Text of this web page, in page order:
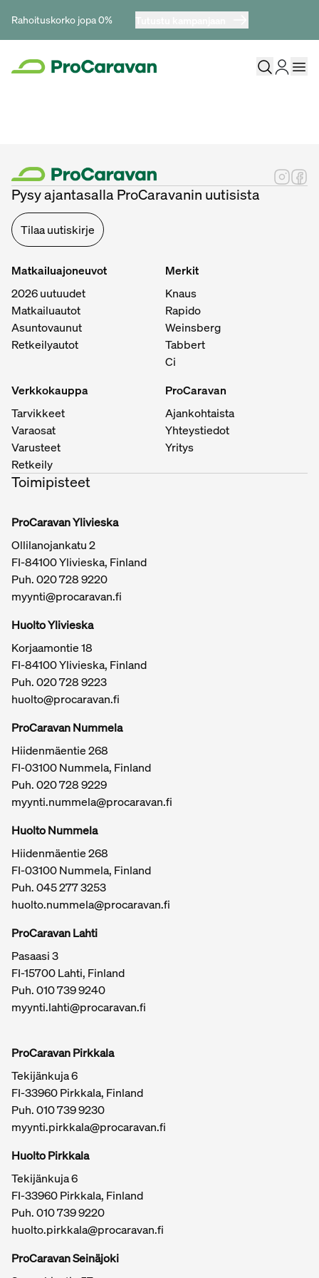
Rahoituskorko jopa 0%
Tärkeitä linkkejä / sivukartta
Pysy ajantasalla ProCaravanin uutisista
Tilaa uutiskirje
Matkailuajoneuvot
2026 uutuudet
Matkailuautot
Asuntovaunut
Retkeilyautot
Merkit
Knaus
Rapido
Weinsberg
Tabbert
Ci
Verkkokauppa
Tarvikkeet
Varaosat
Varusteet
Retkeily
ProCaravan
Ajankohtaista
Yhteystiedot
Yritys
Toimipisteet
ProCaravan Ylivieska
Ollilanojankatu 2
FI-84100 Ylivieska, Finland
Puh.020 728 9220
myynti@procaravan.fi
Huolto Ylivieska
Korjaamontie 18
FI-84100 Ylivieska, Finland
Puh.020 728 9223
huolto@procaravan.fi
ProCaravan Nummela
Hiidenmäentie 268
FI-03100 Nummela, Finland
Puh.020 728 9229
myynti.nummela@procaravan.fi
Huolto Nummela
Hiidenmäentie 268
FI-03100 Nummela, Finland
Puh. 045 277 3253
huolto.nummela@procaravan.fi
ProCaravan Lahti
Pasaasi 3
FI-15700 Lahti, Finland
Puh.010 739 9240
myynti.lahti@procaravan.fi
ProCaravan Pirkkala
Tekijänkuja 6
FI-33960 Pirkkala, Finland
Puh.010 739 9230
myynti.pirkkala@procaravan.fi
Huolto Pirkkala
Tekijänkuja 6
FI-33960 Pirkkala, Finland
Puh.010 739 9220
huolto.pirkkala@procaravan.fi
ProCaravan Seinäjoki